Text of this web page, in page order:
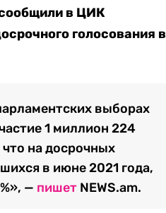
в ЦИК
голосования в
выборах
1 миллион 224
на досрочных
в июне 2021 года,
— пишет NEWS.am.